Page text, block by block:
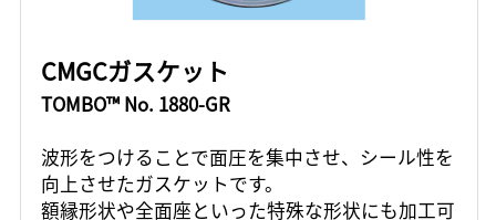
CMGCガスケット
TOMBO™ No. 1880-GR
波形をつけることで面圧を集中させ、シール性を
向上させたガスケットです。
額縁形状や全面座といった特殊な形状にも加工可